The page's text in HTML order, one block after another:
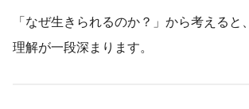
「なぜ生きられるのか？」から考えると、
理解が一段深まります。